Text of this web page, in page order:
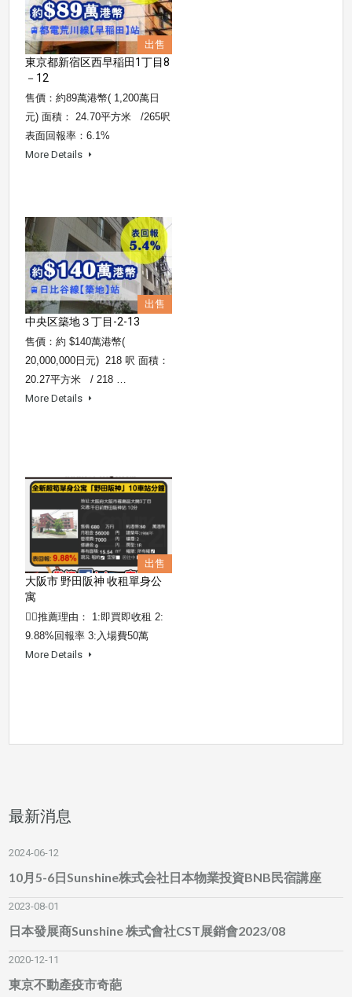
出售
東京都新宿区西早稲田1丁目8
－12
售價：約89萬港幣( 1,200萬日
元) 面積： 24.70平方米 /265呎
表面回報率：6.1%
More Details
出售
中央区築地３丁目-2-13
售價：約 $140萬港幣(
20,000,000日元) 218 呎 面積：
20.27平方米 / 218 …
More Details
出售
大阪市 野田阪神 收租單身公
寓
👍🏼推薦理由： 1:即買即收租 2:
9.88%回報率 3:入場費50萬
More Details
最新消息
2024-06-12
10月5-6日Sunshine株式会社日本物業投資BNB民宿講座
2023-08-01
日本發展商Sunshine 株式會社CST展銷會2023/08
2020-12-11
東京不動產疫市奇葩